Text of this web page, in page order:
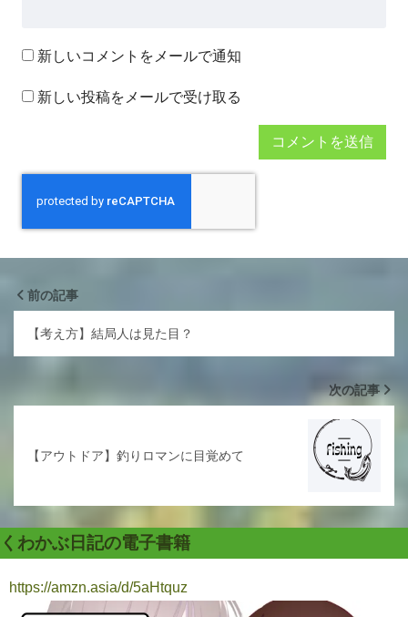
新しいコメントをメールで通知
新しい投稿をメールで受け取る
前の記事
【考え方】結局人は見た目？
次の記事
【アウトドア】釣りロマンに目覚めて
くわかぶ日記の電子書籍
https://amzn.asia/d/5aHtquz